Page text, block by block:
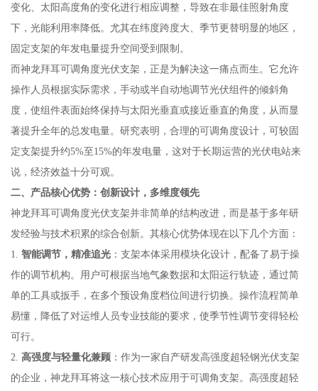
变化、太阳高度角的变化进行相应调整，导致在非最佳照射角度
下，光能利用率降低。尤其在纬度跨度大、季节更替明显的地区，
固定支架的年发电量提升空间受到限制。
而神龙拜耳可调角度光伏支架，正是为解决这一痛点而生。它允许
操作人员根据实际需求，手动或半自动地调节光伏组件的倾斜角
度，使组件表面始终保持与太阳光垂直或接近垂直的角度，从而显
著提升全年的总发电量。研究表明，合理的可调角度设计，可较固
定支架提升约5%至15%的年发电量，这对于长期运营的光伏电站来
说，经济效益十分可观。
二、产品核心优势：创新设计，多维度领先
神龙拜耳可调角度光伏支架并非简单的结构改进，而是基于多年研
发经验与技术积累的综合创新。其核心优势体现在以下几个方面：
1. 智能调节，精准追光：支架本体采用模块化设计，配备了易于操
作的调节机构。用户可根据当地气象数据和太阳运行轨迹，通过简
单的工具或扳手，在多个预设角度档位间进行切换。操作流程简单
易懂，降低了对运维人员专业技能的要求，使季节性调节变得轻松
可行。
2. 高强度与轻量化兼顾：作为一家自产研发高强度超轻钢光伏支架
的企业，神龙拜耳将这一核心技术应用于可调角支架。高强度超轻